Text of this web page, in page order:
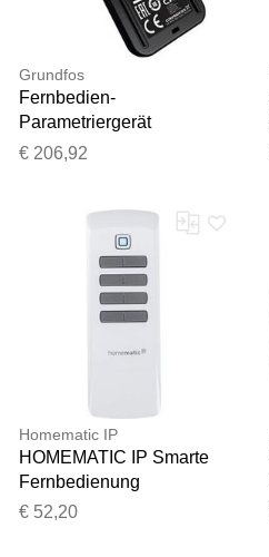
Grundfos
Fernbedien-
Parametriergerät
98046408 für MI 301,
€ 206,92
Homematic IP
HOMEMATIC IP Smarte
Fernbedienung
"Fernbedienung - 8 Tasten
€ 52,20